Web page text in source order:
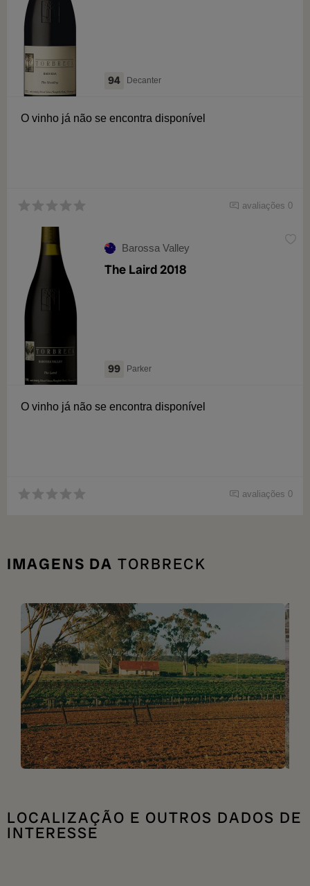
94 Decanter
O vinho já não se encontra disponível
avaliações 0
Barossa Valley
The Laird 2018
99 Parker
O vinho já não se encontra disponível
avaliações 0
IMAGENS DA TORBRECK
LOCALIZAÇÃO E OUTROS DADOS DE
INTERESSE